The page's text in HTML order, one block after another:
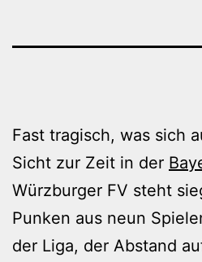
Fast tragisch, was sich
Sicht zur Zeit in der
Würzburger FV steht
Punken aus neun
der Liga, der Abstand